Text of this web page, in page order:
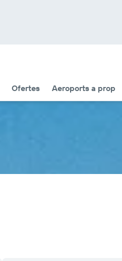
Ofertes Aeroports a prop